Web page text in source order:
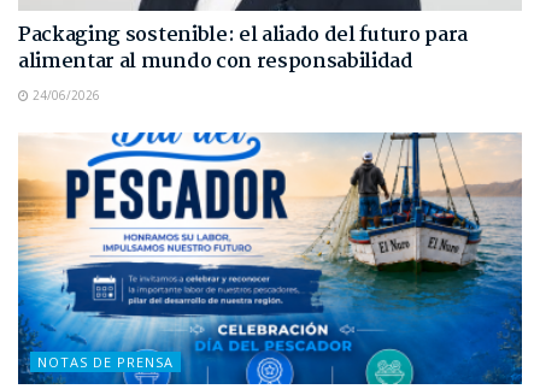
Packaging sostenible: el aliado del futuro para
alimentar al mundo con responsabilidad
24/06/2026
NOTAS DE PRENSA